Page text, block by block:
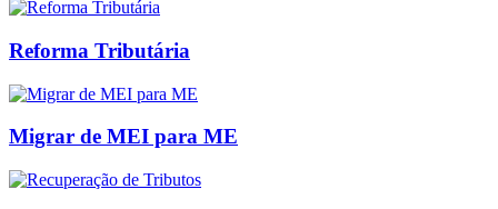
Reforma Tributária
Migrar de MEI para ME